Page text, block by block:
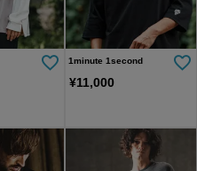
1minute 1second
¥11,000